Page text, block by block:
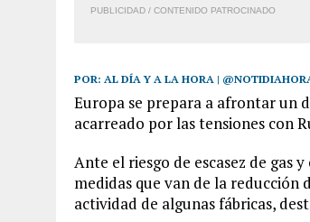
PUBLICIDAD / CONTENIDO PATROCINADO
POR: AL DÍA Y A LA HORA |
Europa se prepara a afrontar un
acarreado por las tensiones con
Ante el riesgo de escasez de gas
medidas que van de la reducción
actividad de algunas fábricas,